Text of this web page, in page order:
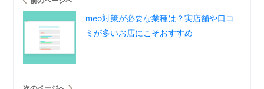
meo対策が必要な業種は？実店舗や口コ
ミが多いお店にこそおすすめ